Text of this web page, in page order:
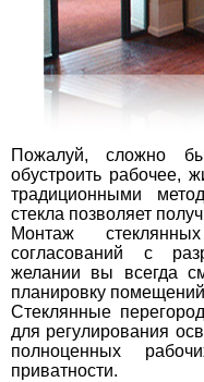
Пожалуй, сложно
обустроить рабочее,
традиционными
стекла позволяет
Монтаж
согласований с
желании вы всегда
планировку
Стеклянные
для регулирования
полноценных
приватности.